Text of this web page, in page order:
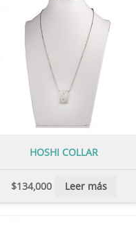
HOSHI COLLAR
$134,000 Leer más